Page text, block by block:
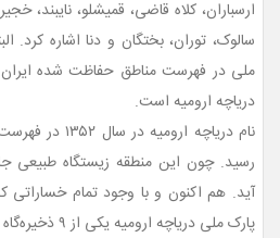
ارسباران، کلاه قاضی، قمیشلو، نایبند،
ملی در فهرست مناطق حفاظت شده ایران
دریاچه ارومیه است.
نام دریاچه
رسید. چون این منطقه زیستگاه طبیعی
آید. هم اکنون و با وجود تمام خساراتی
پارک ملی دریاچه ارومیه یکی از ۹ ذخیره‌گاه زیست‌کره در ایران است.